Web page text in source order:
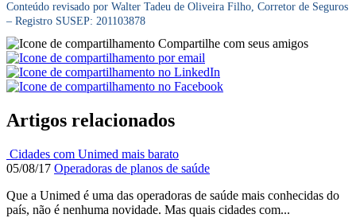
Conteúdo revisado por Walter Tadeu de Oliveira Filho, Corretor de Seguros
– Registro SUSEP: 201103878
Compartilhe com seus amigos
Artigos relacionados
Cidades com Unimed mais barato
05/08/17 Operadoras de planos de saúde
Que a Unimed é uma das operadoras de saúde mais conhecidas do
país, não é nenhuma novidade. Mas quais cidades com...